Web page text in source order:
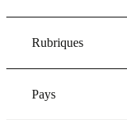
Rubriques
Pays